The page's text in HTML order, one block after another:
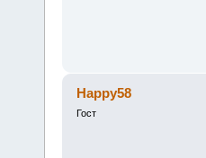
Happy58
Гост